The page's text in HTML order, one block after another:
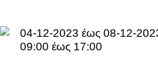
04-12-2023 έως 08-12-
09:00 έως 17:00